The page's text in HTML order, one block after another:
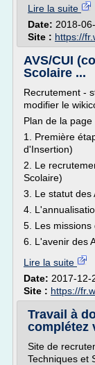
Lire la suite
Date: 2018-
Site : https://
AVS/CUI
Scolaire ...
Recrutement -
modifier le
Plan de la page
1. Première
d'Insertion)
2. Le
Scolaire)
3. Le statut des
4.
5. Les missions
6. L'avenir des
Lire la suite
Date: 2017-12-
Site : https://
Travail à
complétez
Site de
Techniques et